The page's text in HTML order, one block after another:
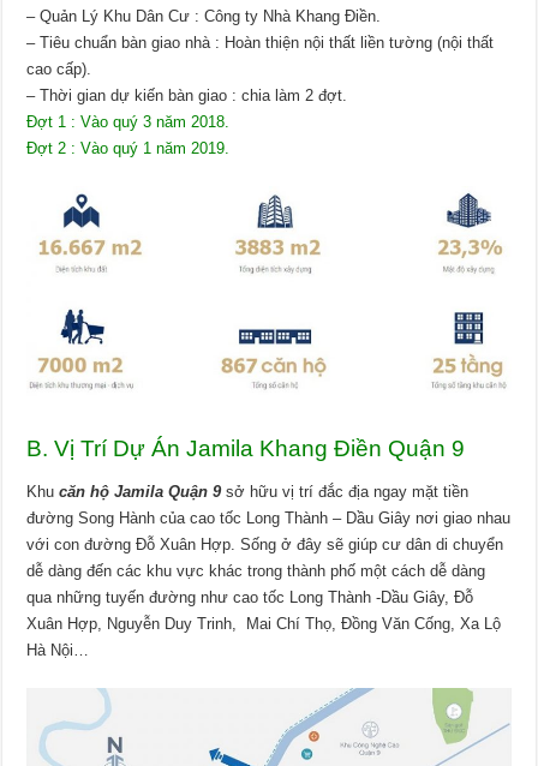
– Quản Lý Khu Dân Cư : Công ty Nhà Khang Điền.
– Tiêu chuẩn bàn giao nhà : Hoàn thiện nội thất liền tường (nội thất
cao cấp).
– Thời gian dự kiến bàn giao : chia làm 2 đợt.
Đợt 1 : Vào quý 3 năm 2018.
Đợt 2 : Vào quý 1 năm 2019.
B. Vị Trí Dự Án Jamila Khang Điền Quận 9
Khucăn hộ Jamila Quận 9sở hữu vị trí đắc địa ngay mặt tiền
đường Song Hành của cao tốc Long Thành – Dầu Giây nơi giao nhau
với con đường Đỗ Xuân Hợp. Sống ở đây sẽ giúp cư dân di chuyển
dễ dàng đến các khu vực khác trong thành phố một cách dễ dàng
qua những tuyến đường như cao tốc Long Thành -Dầu Giây, Đỗ
Xuân Hợp, Nguyễn Duy Trinh, Mai Chí Thọ, Đồng Văn Cống, Xa Lộ
Hà Nội…